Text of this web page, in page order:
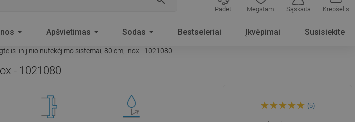
Mėgstami Sąskaita Krepšelis
Padėti
Apšvietimas Sodas Bestseleriai Įkvėpimai Susisiekite
linijinio nutekėjimo sistemai, 80 cm, inox - 1021080
- 1021080
linijinio nutekėjimo sistemai,
(5)